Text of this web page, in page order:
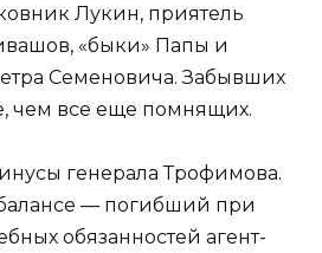
Лукин, приятель
«быки» Папы и
Семеновича. Забывших
чем все еще помнящих.
генерала Трофимова.
— погибший при
обязанностей агент-